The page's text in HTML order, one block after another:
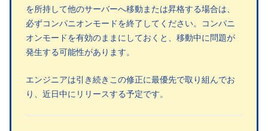
を所持して他のサーバーへ移動または昇格する場合は、
必ずコンパニオンモードを終了してください。コンパニ
オンモードを有効のままにしておくと、移動中に問題が
発生する可能性があります。
エンジニアは引き続きこの修正に最優先で取り組んでお
り、近日中にリリースする予定です。